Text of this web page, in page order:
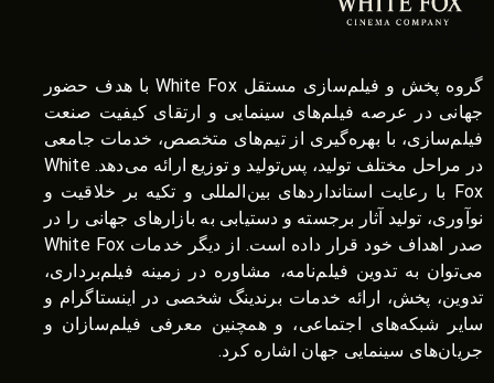
گروه پخش و فیلم‌سازی مستقل White Fox با هدف حضور
جهانی در عرصه فیلم‌های سینمایی و ارتقای کیفیت صنعت
فیلم‌سازی، با بهره‌گیری از تیم‌های متخصص، خدمات جامعی
در مراحل مختلف تولید، پس‌تولید و توزیع ارائه می‌دهد. White
Fox با رعایت استانداردهای بین‌المللی و تکیه بر خلاقیت و
نوآوری، تولید آثار برجسته و دستیابی به بازارهای جهانی را در
صدر اهداف خود قرار داده است. از دیگر خدمات White Fox
می‌توان به تدوین فیلم‌نامه، مشاوره در زمینه فیلم‌برداری،
تدوین، پخش، ارائه خدمات برندینگ شخصی در اینستاگرام و
سایر شبکه‌های اجتماعی، و همچنین معرفی فیلم‌سازان و
جریان‌های سینمایی جهان اشاره کرد.